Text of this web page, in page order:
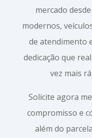
mercado
modernos,
de atendimento
dedicação que
vez mais
Solicite agora
compromisso e
além do